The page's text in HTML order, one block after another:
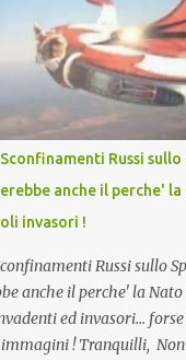
a Temperatura Ambiente"!
Russi
anche il perche'
invasori !
Russi sullo
anche il perche' la
ed invasori... forse
immagini ! Tranquilli, Non